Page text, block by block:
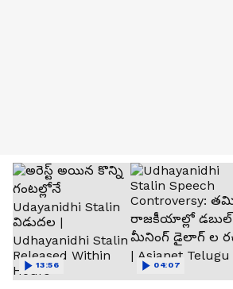
13:56 04:07